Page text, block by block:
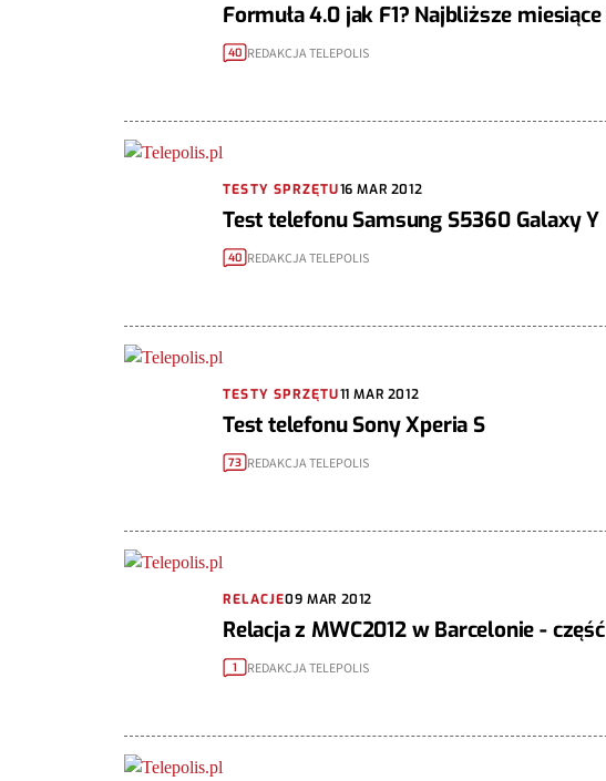
Formuła 4.0 jak F1? Najbliższe
40 REDAKCJA TELEPOLIS
TESTY SPRZĘTU16 MAR 2012
Test telefonu Samsung S5360 Galaxy Y
40 REDAKCJA TELEPOLIS
TESTY SPRZĘTU11 MAR 2012
Test telefonu Sony Xperia S
73 REDAKCJA TELEPOLIS
RELACJE09 MAR 2012
Relacja z MWC2012 w Barcelonie -
1 REDAKCJA TELEPOLIS